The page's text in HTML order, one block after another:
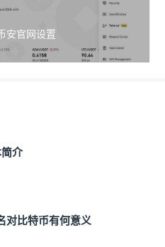
安官网设置
介
对比特币有何意义